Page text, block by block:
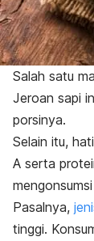
Salah satu
Jeroan sapi
porsinya.
Selain itu,
A serta
Pasalnya,
tinggi.